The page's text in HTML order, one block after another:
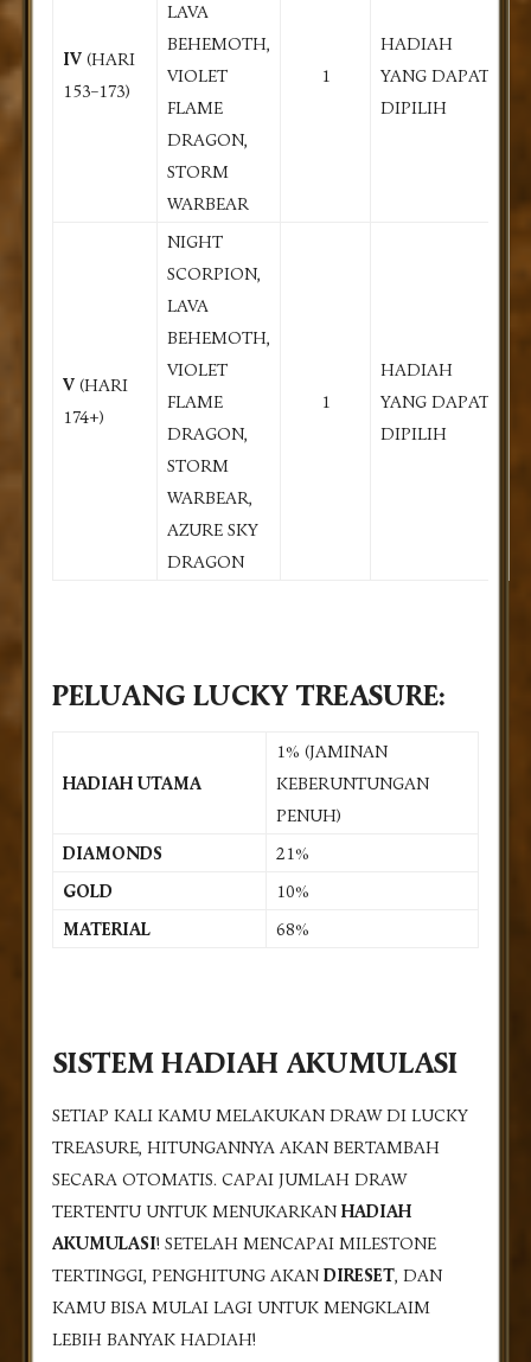
IV (HARI
153–173)
LAVA
BEHEMOTH,
VIOLET
FLAME
DRAGON,
STORM
WARBEAR
1
HADIAH
YANG DAPAT
DIPILIH
V (HARI
174+)
NIGHT
SCORPION,
LAVA
BEHEMOTH,
VIOLET
FLAME
DRAGON,
STORM
WARBEAR,
AZURE SKY
DRAGON
1
HADIAH
YANG DAPAT
DIPILIH
PELUANG LUCKY TREASURE:
HADIAH UTAMA
1% (JAMINAN
KEBERUNTUNGAN
PENUH)
DIAMONDS
21%
GOLD
10%
MATERIAL
68%
SISTEM HADIAH AKUMULASI
SETIAP KALI KAMU MELAKUKAN DRAW DI LUCKY
TREASURE, HITUNGANNYA AKAN BERTAMBAH
SECARA OTOMATIS. CAPAI JUMLAH DRAW
TERTENTU UNTUK MENUKARKAN HADIAH
AKUMULASI! SETELAH MENCAPAI MILESTONE
TERTINGGI, PENGHITUNG AKAN DIRESET, DAN
KAMU BISA MULAI LAGI UNTUK MENGKLAIM
LEBIH BANYAK HADIAH!